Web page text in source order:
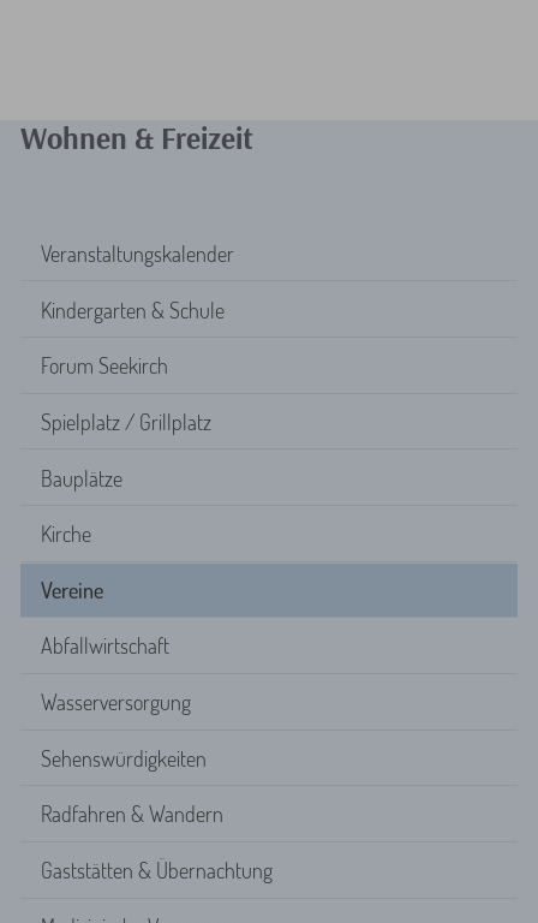
Wohnen & Freizeit
Veranstaltungskalender
Kindergarten & Schule
Forum Seekirch
Spielplatz / Grillplatz
Bauplätze
Kirche
Vereine
Abfallwirtschaft
Wasserversorgung
Sehenswürdigkeiten
Radfahren & Wandern
Gaststätten & Übernachtung